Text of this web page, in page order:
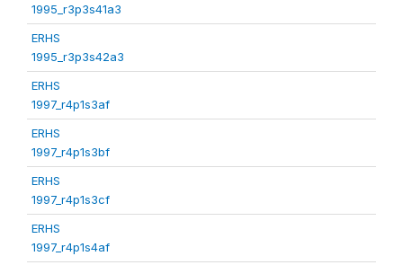
1995_r3p3s41a3
ERHS
1995_r3p3s42a3
ERHS
1997_r4p1s3af
ERHS
1997_r4p1s3bf
ERHS
1997_r4p1s3cf
ERHS
1997_r4p1s4af